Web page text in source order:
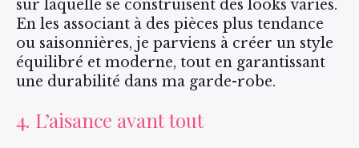
sur laquelle se construisent des looks variés.
En les associant à des pièces plus tendance
ou saisonnières, je parviens à créer un style
équilibré et moderne, tout en garantissant
une durabilité dans ma garde-robe.
4. L’aisance avant tout